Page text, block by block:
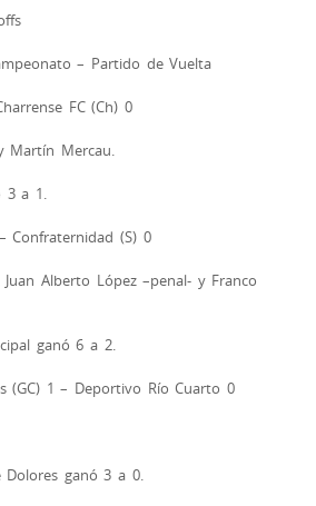
– Partido de Vuelta
FC (Ch) 0
Martín Mercau.
3 a 1.
Confraternidad (S) 0
Alberto López –penal- y Franco
ganó 6 a 2.
(GC) 1 – Deportivo Río Cuarto 0
Dolores ganó 3 a 0.